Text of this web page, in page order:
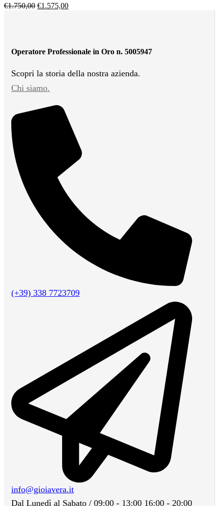
€1.750,00 €1.575,00
Operatore Professionale in Oro n. 5005947
Scopri la storia della nostra azienda.
Chi siamo.
(+39) 338 7723709
info@gioiavera.it
Dal Lunedì al Sabato / 09:00 - 13:00 16:00 - 20:00